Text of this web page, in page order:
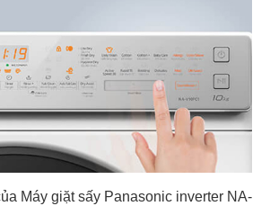
Máy giặt sấy Panasonic inverter NA-